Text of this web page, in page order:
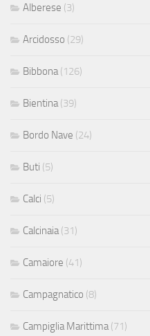
Alberese (3)
Arcidosso (29)
Bibbona (126)
Bientina (39)
Bordo Nave (24)
Buti (5)
Calci (5)
Calcinaia (31)
Camaiore (41)
Campagnatico (8)
Campiglia Marittima (71)